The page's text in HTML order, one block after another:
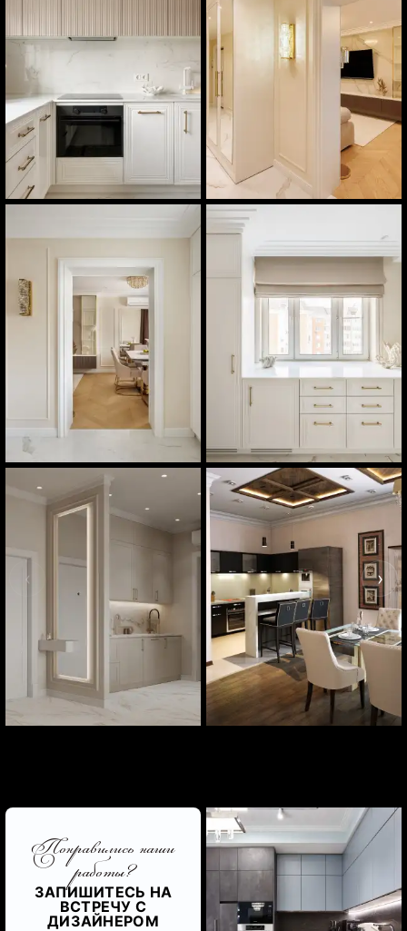
Понравились наши
работы?
ЗАПИШИТЕСЬ НА
ВСТРЕЧУ С
ДИЗАЙНЕРОМ
‹ ›